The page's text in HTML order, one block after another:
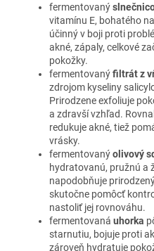
fermentovaný
vitamínu E, bohatého
účinný v boji proti
akné, zápaly, celkové
pokožky.
fermentovanýfiltrát z
zdrojom kyseliny
Prirodzene exfoliuje
a zdravší vzhľad.
redukuje akné, tiež
vrásky.
fermentovanýolivový
hydratovanú, pružnú a
napodobňuje
skutočne pomôcť
nastoliť jej rovnováhu.
fermentovaná uhorka
starnutiu, bojuje proti
zároveň hydratuje